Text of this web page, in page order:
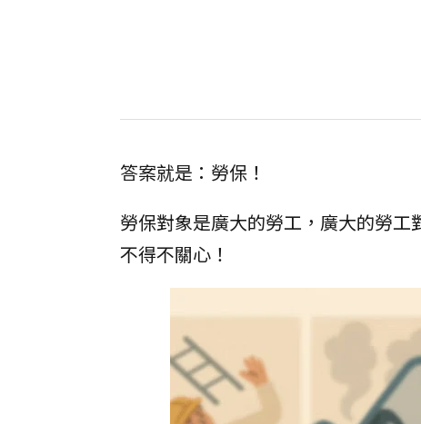
答案就是：勞保！
勞保對象是廣大的勞工，廣大的勞
不得不關心！